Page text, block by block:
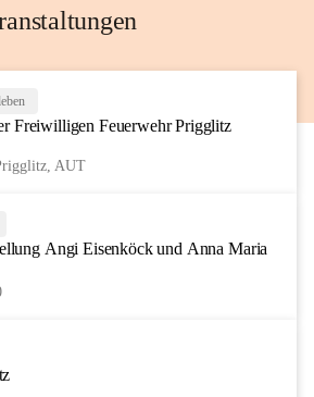
Freiwilligen Feuerwehr Prigglitz
AUT
AUG
Angi Eisenköck und Anna Maria